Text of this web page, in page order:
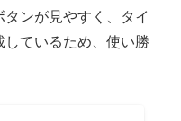
ンが見やすく、タイ
ているため、使い勝